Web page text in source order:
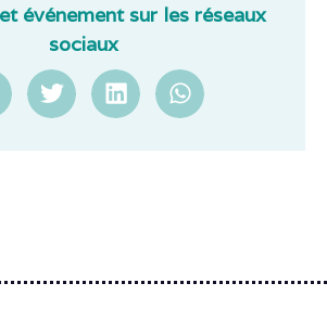
événement sur les réseaux
sociaux